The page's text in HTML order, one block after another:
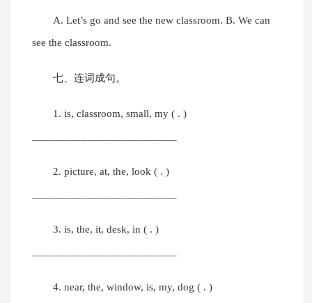
A. Let’s go and see the new classroom. B. We can
see the classroom.
七、连词成句。
1. is, classroom, small, my ( . )
2. picture, at, the, look ( . )
3. is, the, it, desk, in ( . )
4. near, the, window, is, my, dog ( . )